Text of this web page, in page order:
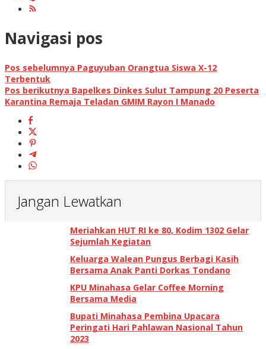
Navigasi pos
Pos sebelumnya Paguyuban Orangtua Siswa X-12
Terbentuk
Pos berikutnya Bapelkes Dinkes Sulut Tampung 20 Peserta
Karantina Remaja Teladan GMIM Rayon I Manado
Jangan Lewatkan
Meriahkan HUT RI ke 80, Kodim 1302 Gelar
Sejumlah Kegiatan
Keluarga Walean Pungus Berbagi Kasih
Bersama Anak Panti Dorkas Tondano
KPU Minahasa Gelar Coffee Morning
Bersama Media
Bupati Minahasa Pembina Upacara
Peringati Hari Pahlawan Nasional Tahun
2023